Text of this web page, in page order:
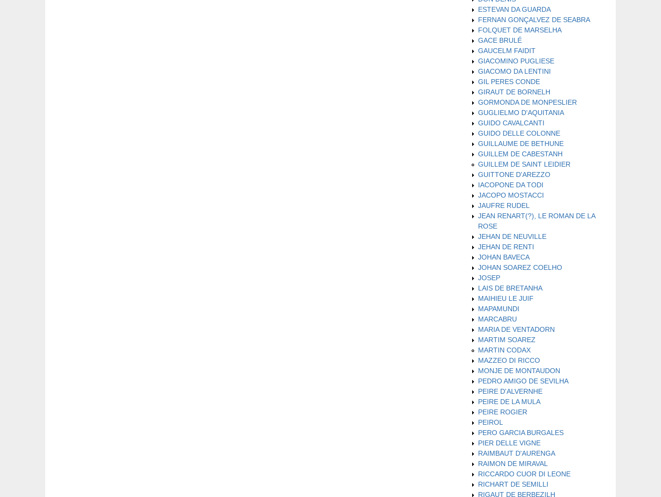
ESTEVAN DA GUARDA
FERNAN GONÇALVEZ DE SEABRA
FOLQUET DE MARSELHA
GACE BRULÉ
GAUCELM FAIDIT
GIACOMINO PUGLIESE
GIACOMO DA LENTINI
GIL PERES CONDE
GIRAUT DE BORNELH
GORMONDA DE MONPESLIER
GUGLIELMO D'AQUITANIA
GUIDO CAVALCANTI
GUIDO DELLE COLONNE
GUILLAUME DE BETHUNE
GUILLEM DE CABESTANH
GUILLEM DE SAINT LEIDIER
GUITTONE D'AREZZO
IACOPONE DA TODI
JACOPO MOSTACCI
JAUFRE RUDEL
JEAN RENART(?), LE ROMAN DE LA
ROSE
JEHAN DE NEUVILLE
JEHAN DE RENTI
JOHAN BAVECA
JOHAN SOAREZ COELHO
JOSEP
LAIS DE BRETANHA
MAIHIEU LE JUIF
MAPAMUNDI
MARCABRU
MARIA DE VENTADORN
MARTIM SOAREZ
MARTIN CODAX
MAZZEO DI RICCO
MONJE DE MONTAUDON
PEDRO AMIGO DE SEVILHA
PEIRE D'ALVERNHE
PEIRE DE LA MULA
PEIRE ROGIER
PEIROL
PERO GARCIA BURGALES
PIER DELLE VIGNE
RAIMBAUT D'AURENGA
RAIMON DE MIRAVAL
RICCARDO CUOR DI LEONE
RICHART DE SEMILLI
RIGAUT DE BERBEZILH